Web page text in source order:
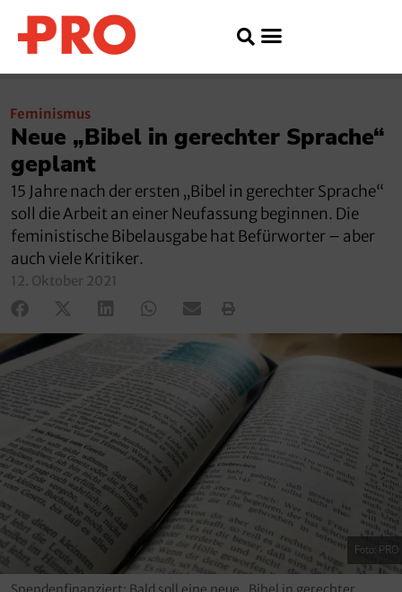
Feminismus
Neue „Bibel in gerechter Sprache“
geplant
15 Jahre nach der ersten „Bibel in gerechter Sprache“
soll die Arbeit an einer Neufassung beginnen. Die
feministische Bibelausgabe hat Befürworter – aber
auch viele Kritiker.
12. Oktober 2021
Foto: PRO